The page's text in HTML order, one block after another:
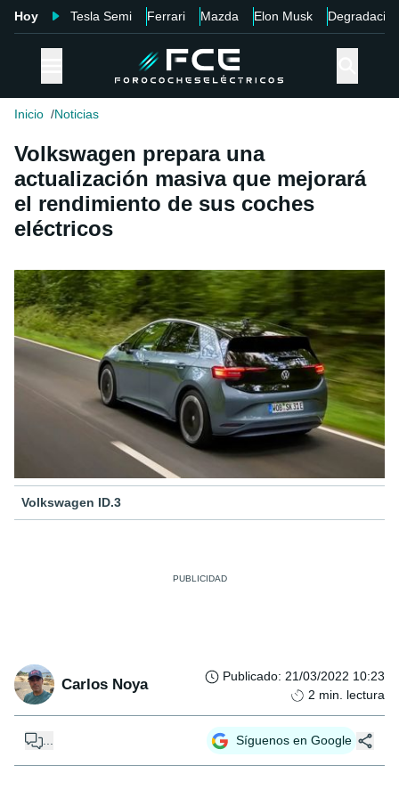
Hoy Tesla Semi Ferrari Mazda Elon Musk Degradación
Inicio Noticias
Volkswagen prepara una
actualización masiva que mejorará
el rendimiento de sus coches
eléctricos
Volkswagen ID.3
Carlos Noya Publicado: 21/03/2022 10:23
2 min. lectura
... Síguenos en Google